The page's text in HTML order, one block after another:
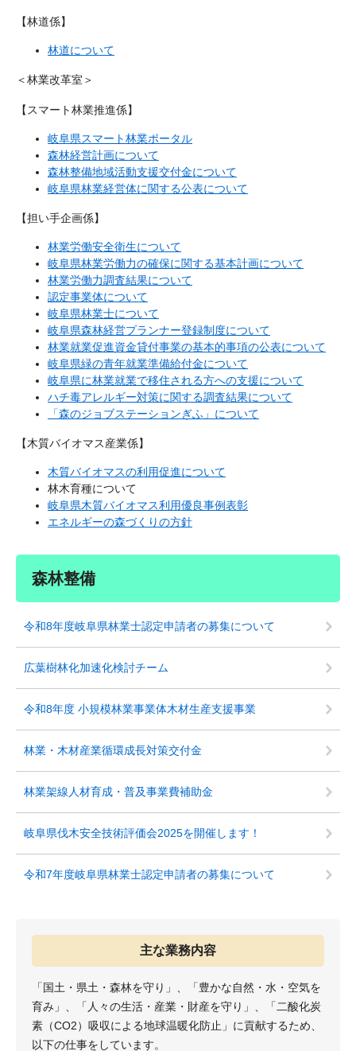
【林道係】
林道について
＜林業改革室＞
【スマート林業推進係】
岐阜県スマート林業ポータル
森林経営計画について
森林整備地域活動支援交付金について
岐阜県林業経営体に関する公表について
【担い手企画係】
林業労働安全衛生について
岐阜県林業労働力の確保に関する基本計画について
林業労働力調査結果について
認定事業体について
岐阜県林業士について
岐阜県森林経営プランナー登録制度について
林業就業促進資金貸付事業の基本的事項の公表について
岐阜県緑の青年就業準備給付金について
岐阜県に林業就業で移住される方への支援について
ハチ毒アレルギー対策に関する調査結果について
「森のジョブステーションぎふ」について
【木質バイオマス産業係】
木質バイオマスの利用促進について
林木育種について
岐阜県木質バイオマス利用優良事例表彰
エネルギーの森づくりの方針
森林整備
令和8年度岐阜県林業士認定申請者の募集について
広葉樹林化加速化検討チーム
令和8年度 小規模林業事業体木材生産支援事業
林業・木材産業循環成長対策交付金
林業架線人材育成・普及事業費補助金
岐阜県伐木安全技術評価会2025を開催します！
令和7年度岐阜県林業士認定申請者の募集について
主な業務内容
「国土・県土・森林を守り」、「豊かな自然・水・空気を
育み」、「人々の生活・産業・財産を守り」、「二酸化炭
素（CO2）吸収による地球温暖化防止」に貢献するため、
以下の仕事をしています。